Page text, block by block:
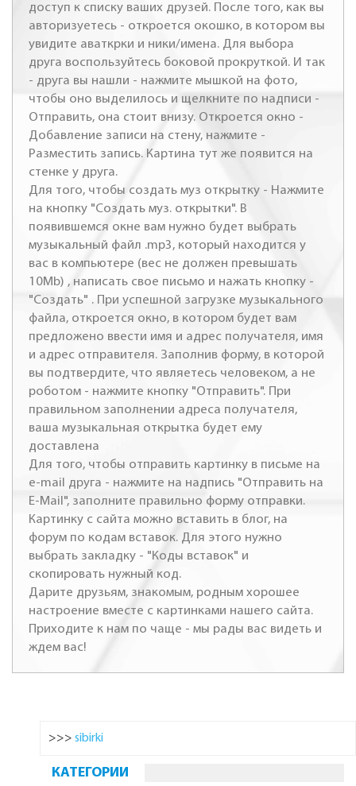
доступ к списку ваших друзей. После того, как вы
авторизуетесь - откроется окошко, в котором вы
увидите аваткрки и ники/имена. Для выбора
друга воспользуйтесь боковой прокруткой. И так
- друга вы нашли - нажмите мышкой на фото,
чтобы оно выделилось и щелкните по надписи -
Отправить, она стоит внизу. Откроется окно -
Добавление записи на стену, нажмите -
Разместить запись. Картина тут же появится на
стенке у друга.
Для того, чтобы создать муз открытку - Нажмите
на кнопку "Создать муз. открытки". В
появившемся окне вам нужно будет выбрать
музыкальный файл .mp3, который находится у
вас в компьютере (вес не должен превышать
10Mb) , написать свое письмо и нажать кнопку -
"Создать" . При успешной загрузке музыкального
файла, откроется окно, в котором будет вам
предложено ввести имя и адрес получателя, имя
и адрес отправителя. Заполнив форму, в которой
вы подтвердите, что являетесь человеком, а не
роботом - нажмите кнопку "Отправить". При
правильном заполнении адреса получателя,
ваша музыкальная открытка будет ему
доставлена
Для того, чтобы отправить картинку в письме на
e-mail друга - нажмите на надпись "Отправить на
E-Mail", заполните правильно форму отправки.
Картинку с сайта можно вставить в блог, на
форум по кодам вставок. Для этого нужно
выбрать закладку - "Коды вставок" и
скопировать нужный код.
Дарите друзьям, знакомым, родным хорошее
настроение вместе с картинками нашего сайта.
Приходите к нам по чаще - мы рады вас видеть и
ждем вас!
>>> sibirki
КАТЕГОРИИ